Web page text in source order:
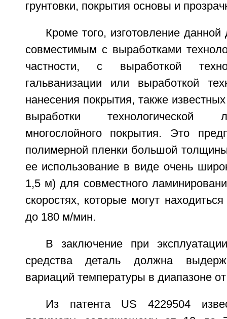
грунтовки, покрытия основы и
Кроме того, изготовление
совместимым с выработками
частности, с выработкой
гальванизации или выработкой
нанесения покрытия, также
выработки технологической
многослойного покрытия. Это
полимерной пленки большой
ее использование в виде очень
1,5 м) для совместного
скоростях, которые могут
до 180 м/мин.
В заключение при эксплуатации
средства деталь должна
вариаций температуры в диапазоне
Из патента US 4229504